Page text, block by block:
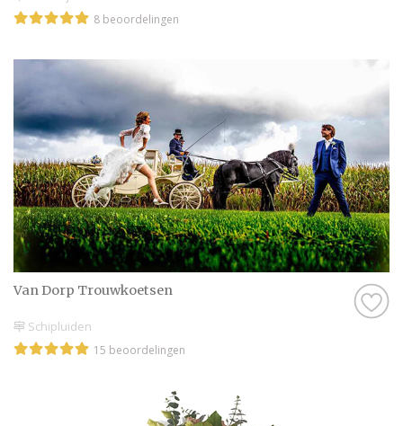
8 beoordelingen
Van Dorp Trouwkoetsen
Schipluiden
15 beoordelingen